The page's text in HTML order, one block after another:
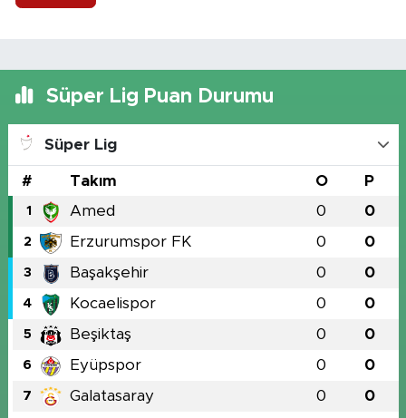
Süper Lig Puan Durumu
Süper Lig
# Takım O P
1 Amed 0 0
2 Erzurumspor FK 0 0
3 Başakşehir 0 0
4 Kocaelispor 0 0
5 Beşiktaş 0 0
6 Eyüpspor 0 0
7 Galatasaray 0 0